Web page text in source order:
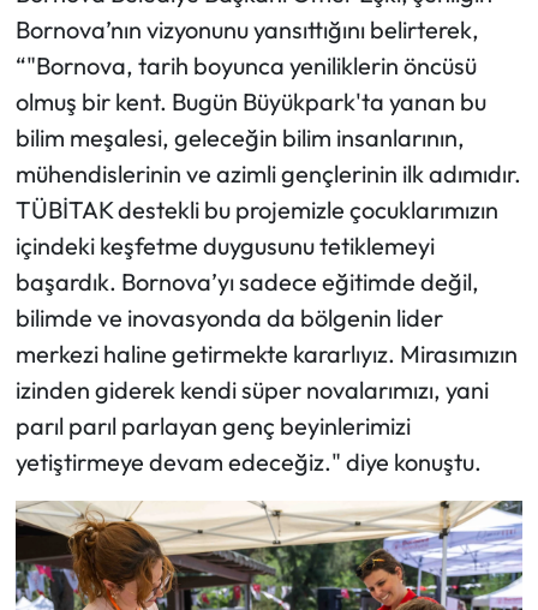
Bornova’nın vizyonunu yansıttığını belirterek,
“"Bornova, tarih boyunca yeniliklerin öncüsü
olmuş bir kent. Bugün Büyükpark'ta yanan bu
bilim meşalesi, geleceğin bilim insanlarının,
mühendislerinin ve azimli gençlerinin ilk adımıdır.
TÜBİTAK destekli bu projemizle çocuklarımızın
içindeki keşfetme duygusunu tetiklemeyi
başardık. Bornova’yı sadece eğitimde değil,
bilimde ve inovasyonda da bölgenin lider
merkezi haline getirmekte kararlıyız. Mirasımızın
izinden giderek kendi süper novalarımızı, yani
parıl parıl parlayan genç beyinlerimizi
yetiştirmeye devam edeceğiz." diye konuştu.